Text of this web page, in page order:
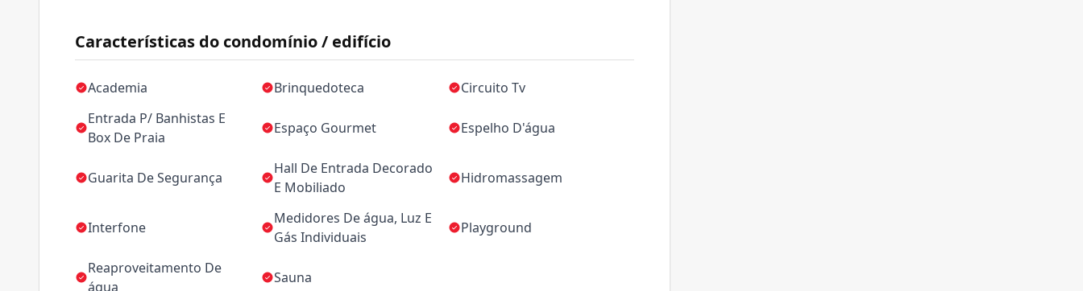
Características do condomínio / edifício
Academia Brinquedoteca
Circuito Tv
Entrada P/ Banhistas E
Box De Praia
Espaço Gourmet Espelho D'água
Guarita De Segurança
Hall De Entrada Decorado
E Mobiliado
Hidromassagem
Interfone
Medidores De água, Luz E
Gás Individuais
Playground
Reaproveitamento De
água
Sauna